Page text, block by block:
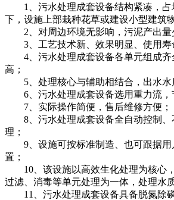
1、污水处理成套设备结构紧凑，占
下，设施上部栽种花草或建设小型建
2、对周边环境无影响，污泥产出
3、工艺技术新、效果明显、使用
4、污水处理成套设备各单元组成齐
高；
5、处理核心与辅助相结合，出水
6、污水处理成套设备选用重力流
7、实际操作简便，售后维修方
8、污水处理成套设备全自动控制、
理；
9、设施可按标准制造、也可跟据用
置；
10、该设施以高效生化处理为核心，
过滤、消毒等单元处理为一体，处理
11、污水处理成套设备具备脱氮除